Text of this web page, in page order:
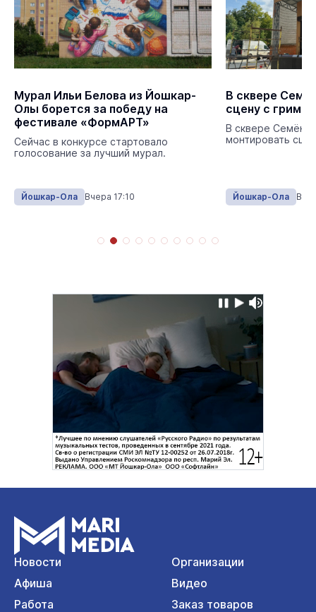
Мурал Ильи Белова из Йошкар-
Олы борется за победу на
фестивале «ФормАРТ»
Сейчас в конкурсе стартовало
голосование за лучший мурал.
Йошкар-Ола Вчера 17:10
В сквере
сцену с
В сквере
монтировать
Йошкар-Ола
Новости
Организации
Афиша
Видео
Работа
Заказ товаров